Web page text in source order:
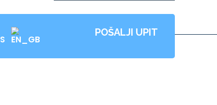
POŠALJI UPIT